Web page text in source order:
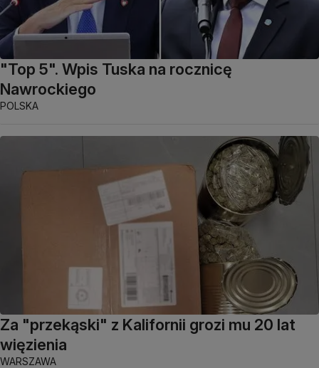
"Top 5". Wpis Tuska na rocznicę
Nawrockiego
POLSKA
Za "przekąski" z Kalifornii grozi mu 20 lat
więzienia
WARSZAWA